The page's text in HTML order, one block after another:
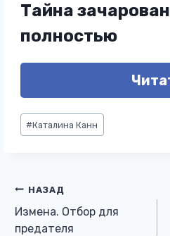
Тайна
полностью
Метки
записи:
#Каталина Канн
Навигация
по
НАЗАД
Измена. Отбор для
предателя